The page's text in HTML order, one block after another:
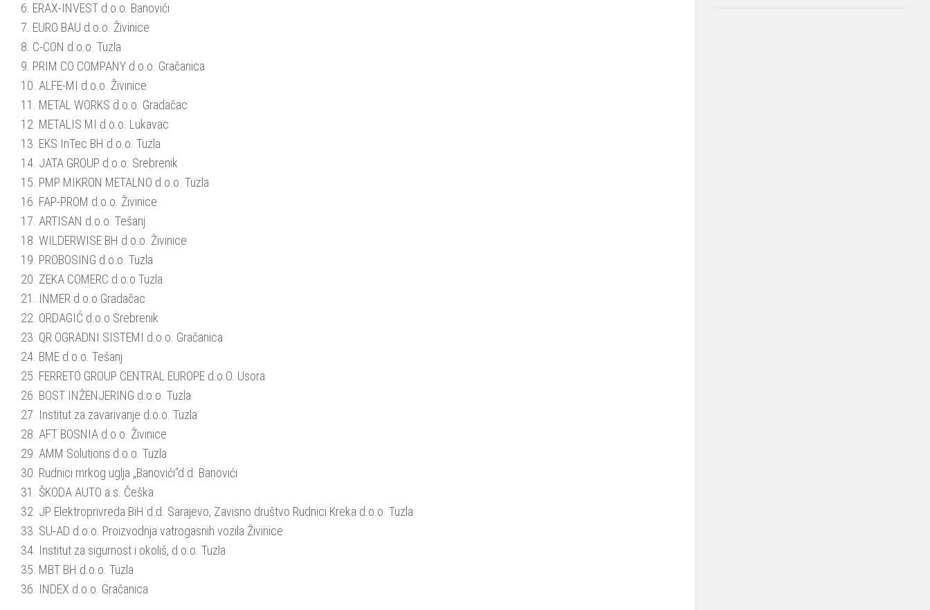
6. ERAX-INVEST d.o.o. Banovići
7. EURO BAU d.o.o. Živinice
8. C-CON d.o.o. Tuzla
9. PRIM CO COMPANY d.o.o. Gračanica
10. ALFE-MI d.o.o. Živinice
11. METAL WORKS d.o.o. Gradačac
12. METALIS MI d.o.o. Lukavac
13. EKS InTec BH d.o.o. Tuzla
14. JATA GROUP d.o.o. Srebrenik
15. PMP MIKRON METALNO d.o.o. Tuzla
16. FAP-PROM d.o.o. Živinice
17. ARTISAN d.o.o. Tešanj
18. WILDERWISE BH d.o.o. Živinice
19. PROBOSING d.o.o. Tuzla
20. ZEKA COMERC d.o.o Tuzla
21. INMER d.o.o Gradačac
22. ORDAGIĆ d.o.o Srebrenik
23. QR OGRADNI SISTEMI d.o.o. Gračanica
24. BME d.o.o. Tešanj
25. FERRETO GROUP CENTRAL EUROPE d.o.O. Usora
26. BOST INŽENJERING d.o.o. Tuzla
27. Institut za zavarivanje d.o.o. Tuzla
28. AFT BOSNIA d.o.o. Živinice
29. AMM Solutions d.o.o. Tuzla
30. Rudnici mrkog uglja „Banovići“d.d. Banovići
31. ŠKODA AUTO a.s. Češka
32. JP Elektroprivreda BiH d.d. Sarajevo, Zavisno društvo Rudnici Kreka d.o.o. Tuzla
33. SU-AD d.o.o. Proizvodnja vatrogasnih vozila Živinice
34. Institut za sigurnost i okoliš, d.o.o. Tuzla
35. MBT BH d.o.o. Tuzla
36. INDEX d.o.o. Gračanica